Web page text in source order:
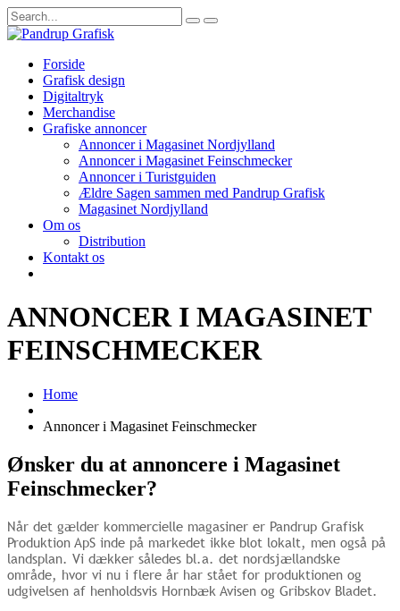
Forside
Grafisk design
Digitaltryk
Merchandise
Grafiske annoncer
Annoncer i Magasinet Nordjylland
Annoncer i Magasinet Feinschmecker
Annoncer i Turistguiden
Ældre Sagen sammen med Pandrup Grafisk
Magasinet Nordjylland
Om os
Distribution
Kontakt os
ANNONCER I MAGASINET
FEINSCHMECKER
Home
Annoncer i Magasinet Feinschmecker
Ønsker du at annoncere i Magasinet
Feinschmecker?
Når det gælder kommercielle magasiner er Pandrup Grafisk
Produktion ApS inde på markedet ikke blot lokalt, men også på
landsplan. Vi dækker således bl.a. det nordsjællandske
område, hvor vi nu i flere år har stået for produktionen og
udgivelsen af henholdsvis Hornbæk Avisen og Gribskov Bladet.